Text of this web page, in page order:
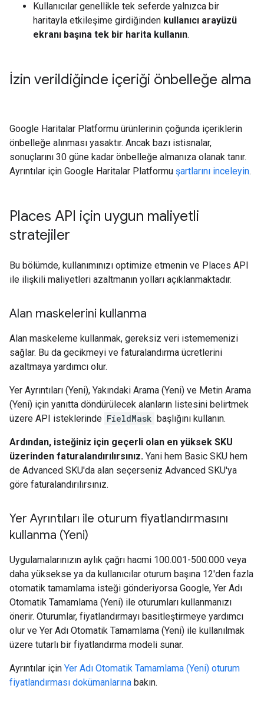
Kullanıcılar genellikle tek seferde yalnızca bir
haritayla etkileşime girdiğinden kullanıcı arayüzü
ekranı başına tek bir harita kullanın.
İzin verildiğinde içeriği önbelleğe alma
Google Haritalar Platformu ürünlerinin çoğunda içeriklerin
önbelleğe alınması yasaktır. Ancak bazı istisnalar,
sonuçlarını 30 güne kadar önbelleğe almanıza olanak tanır.
Ayrıntılar için Google Haritalar Platformu şartlarını inceleyin.
Places API için uygun maliyetli
stratejiler
Bu bölümde, kullanımınızı optimize etmenin ve Places API
ile ilişkili maliyetleri azaltmanın yolları açıklanmaktadır.
Alan maskelerini kullanma
Alan maskeleme kullanmak, gereksiz veri istememenizi
sağlar. Bu da gecikmeyi ve faturalandırma ücretlerini
azaltmaya yardımcı olur.
Yer Ayrıntıları (Yeni), Yakındaki Arama (Yeni) ve Metin Arama
(Yeni) için yanıtta döndürülecek alanların listesini belirtmek
üzere API isteklerinde FieldMask başlığını kullanın.
Ardından, isteğiniz için geçerli olan en yüksek SKU
üzerinden faturalandırılırsınız. Yani hem Basic SKU hem
de Advanced SKU'da alan seçerseniz Advanced SKU'ya
göre faturalandırılırsınız.
Yer Ayrıntıları ile oturum fiyatlandırmasını
kullanma (Yeni)
Uygulamalarınızın aylık çağrı hacmi 100.001-500.000 veya
daha yüksekse ya da kullanıcılar oturum başına 12'den fazla
otomatik tamamlama isteği gönderiyorsa Google, Yer Adı
Otomatik Tamamlama (Yeni) ile oturumları kullanmanızı
önerir. Oturumlar, fiyatlandırmayı basitleştirmeye yardımcı
olur ve Yer Adı Otomatik Tamamlama (Yeni) ile kullanılmak
üzere tutarlı bir fiyatlandırma modeli sunar.
Ayrıntılar için Yer Adı Otomatik Tamamlama (Yeni) oturum
fiyatlandırması dokümanlarına bakın.